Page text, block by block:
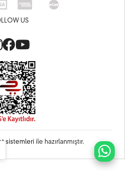
US
sistemleri ile hazırlanmıştır.